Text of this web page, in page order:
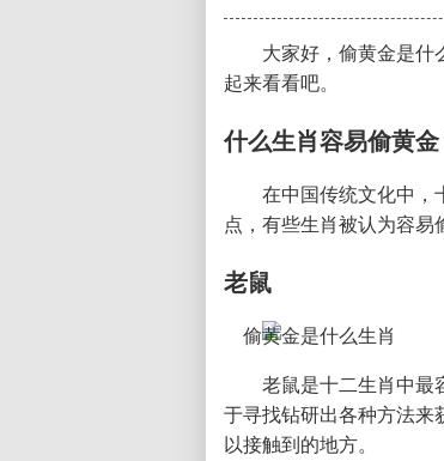
大家好，偷黄金是什
起来看看吧。
什么生肖容易偷黄金
在中国传统文化中，
点，有些生肖被认为容易
老鼠
老鼠是十二生肖中最
于寻找钻研出各种方法来
以接触到的地方。